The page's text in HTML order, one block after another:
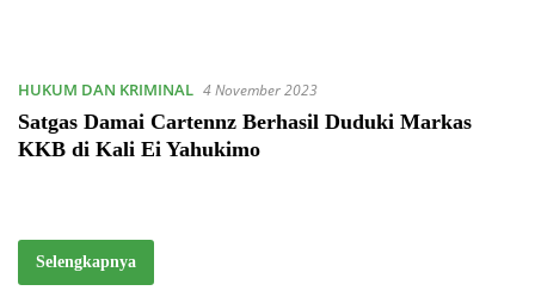
HUKUM DAN KRIMINAL 4 November 2023
Satgas Damai Cartennz Berhasil Duduki Markas
KKB di Kali Ei Yahukimo
Selengkapnya